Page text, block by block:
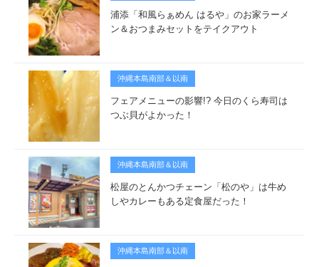
浦添「和風らぁめん はるや」のお家ラーメ
ン＆おつまみセットをテイクアウト
沖縄本島南部＆以南
フェアメニューの影響!? 今日のくら寿司は
つぶ貝がよかった！
沖縄本島南部＆以南
松屋のとんかつチェーン「松のや」は牛め
しやカレーもある定食屋だった！
沖縄本島南部＆以南